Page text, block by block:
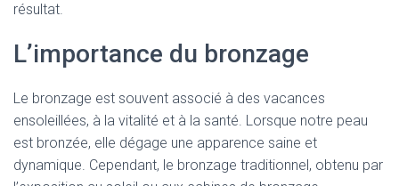
résultat.
L’importance du bronzage
Le bronzage est souvent associé à des vacances
ensoleillées, à la vitalité et à la santé. Lorsque notre peau
est bronzée, elle dégage une apparence saine et
dynamique. Cependant, le bronzage traditionnel, obtenu par